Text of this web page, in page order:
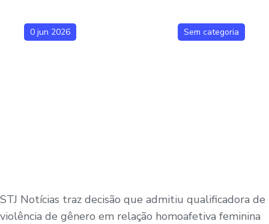
0 jun 2026 Sem categoria
STJ Notícias traz decisão que admitiu qualificadora de
violência de gênero em relação homoafetiva feminina